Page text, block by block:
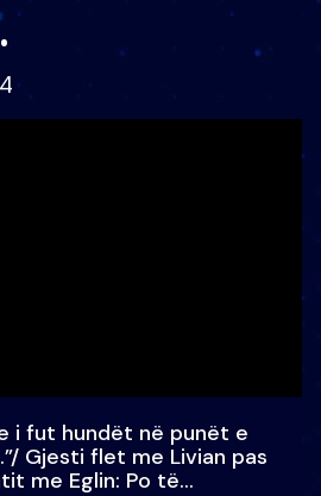
i fut hundët në punët e
Gjesti flet me Livian pas
me Eglin: Po të